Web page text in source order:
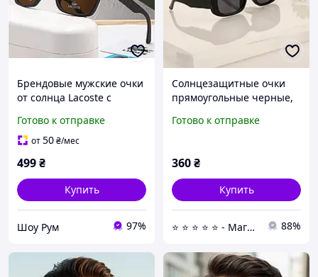
Брендовые мужские очки
от солнца Lacoste с
коричневые
Готово к отправке
от50₴/мес
499₴
Купить
Шоу Рум 97%
Солнцезащитные очки
прямоугольные черные,
поляризацией унисекс
Готово к отправке
360₴
Купить
⭐ ⭐ ⭐ ⭐ ⭐ - Магазин якісних товарів 88%